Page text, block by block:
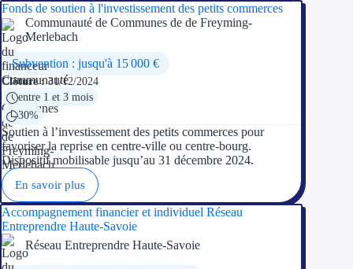
Fonds de soutien à l'investissement des petits commerces
Communauté de Communes de de Freyming-
Merlebach
Subvention : jusqu'à 15 000 €
Clôture :31/12/2024
entre 1 et 3 mois
30%
Soutien à l’investissement des petits commerces pour
favoriser la reprise en centre-ville ou centre-bourg.
Dispositif mobilisable jusqu’au 31 décembre 2024.
En savoir plus
Accompagnement financier et individuel Réseau
Entreprendre Haute-Savoie
Réseau Entreprendre Haute-Savoie